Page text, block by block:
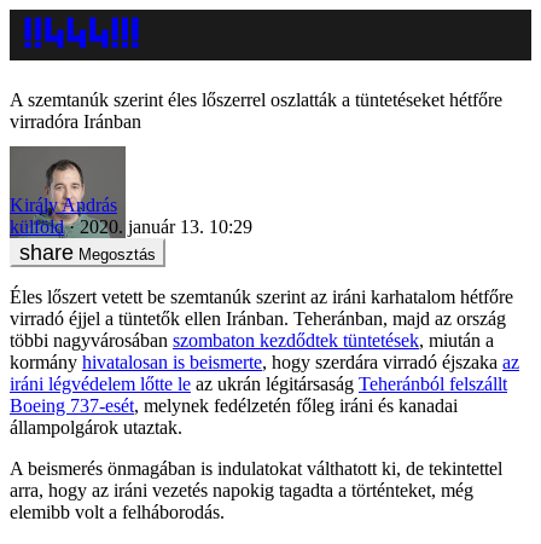
A szemtanúk szerint éles lőszerrel oszlatták a tüntetéseket hétfőre
virradóra Iránban
Király András
külföld
2020. január 13. 10:29
Megosztás
Éles lőszert vetett be szemtanúk szerint az iráni karhatalom hétfőre
virradó éjjel a tüntetők ellen Iránban. Teheránban, majd az ország
többi nagyvárosában szombaton kezdődtek tüntetések, miután a
kormány hivatalosan is beismerte, hogy szerdára virradó éjszaka az
iráni légvédelem lőtte le az ukrán légitársaság Teheránból felszállt
Boeing 737-esét, melynek fedélzetén főleg iráni és kanadai
állampolgárok utaztak.
A beismerés önmagában is indulatokat válthatott ki, de tekintettel
arra, hogy az iráni vezetés napokig tagadta a történteket, még
elemibb volt a felháborodás.